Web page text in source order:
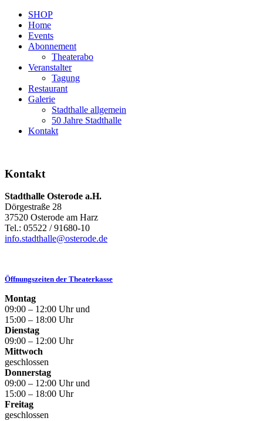
SHOP
Home
Events
Abonnement
Theaterabo
Veranstalter
Tagung
Restaurant
Galerie
Stadthalle allgemein
50 Jahre Stadthalle
Kontakt
Kontakt
Stadthalle Osterode a.H.
Dörgestraße 28
37520 Osterode am Harz
Tel.: 05522 / 91680-10
info.stadthalle@osterode.de
Öffnungszeiten der Theaterkasse
Montag
09:00 – 12:00 Uhr und
15:00 – 18:00 Uhr
Dienstag
09:00 – 12:00 Uhr
Mittwoch
geschlossen
Donnerstag
09:00 – 12:00 Uhr und
15:00 – 18:00 Uhr
Freitag
geschlossen